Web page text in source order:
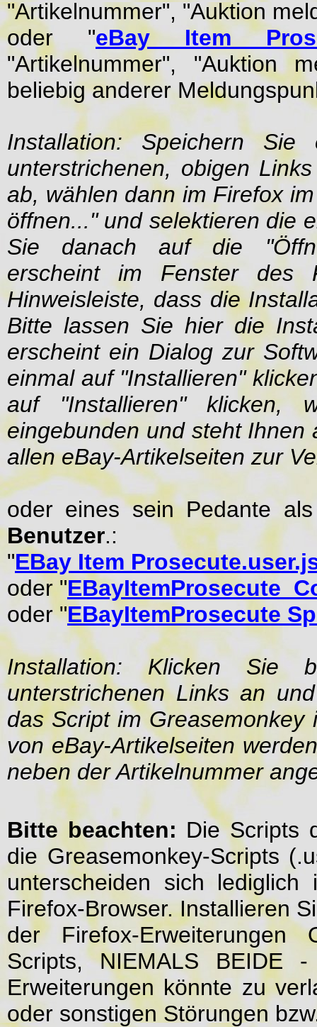
"Artikelnummer", "Auktion
oder "eBay Item
"Artikelnummer", "Auktion
beliebig anderer
Installation: Speichern
unterstrichenen, obigen
ab, wählen dann im Firefox
öffnen..." und selektieren die
Sie danach auf die
erscheint im Fenster
Hinweisleiste, dass die
Bitte lassen Sie hier die
erscheint ein Dialog zur
einmal auf "Installieren"
auf "Installieren"
eingebunden und steht
allen eBay-Artikelseiten zur
oder eines sein Pedante
Benutzer.:
"EBay Item
oder "
oder "EBayItemProsecute
Installation: Klicken Sie
unterstrichenen Links an
das Script im
von eBay-Artikelseiten
neben der Artikelnummer
Bitte beachten: Die Scripts
die Greasemonkey-Scripts
unterscheiden sich
Firefox-Browser. Installieren
der Firefox-Erweiterungen
Scripts, NIEMALS BEIDE
Erweiterungen könnte zu
oder sonstigen Störungen